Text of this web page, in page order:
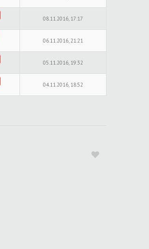
08.11.2016, 17:17
06.11.2016, 21:21
05.11.2016, 19:32
04.11.2016, 18:52